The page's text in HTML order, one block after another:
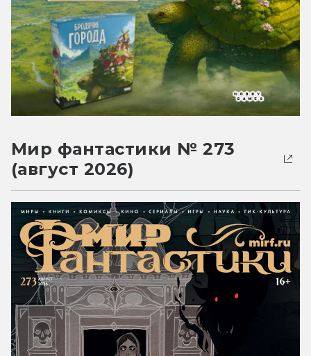
Мир фантастики № 273
(август 2026)